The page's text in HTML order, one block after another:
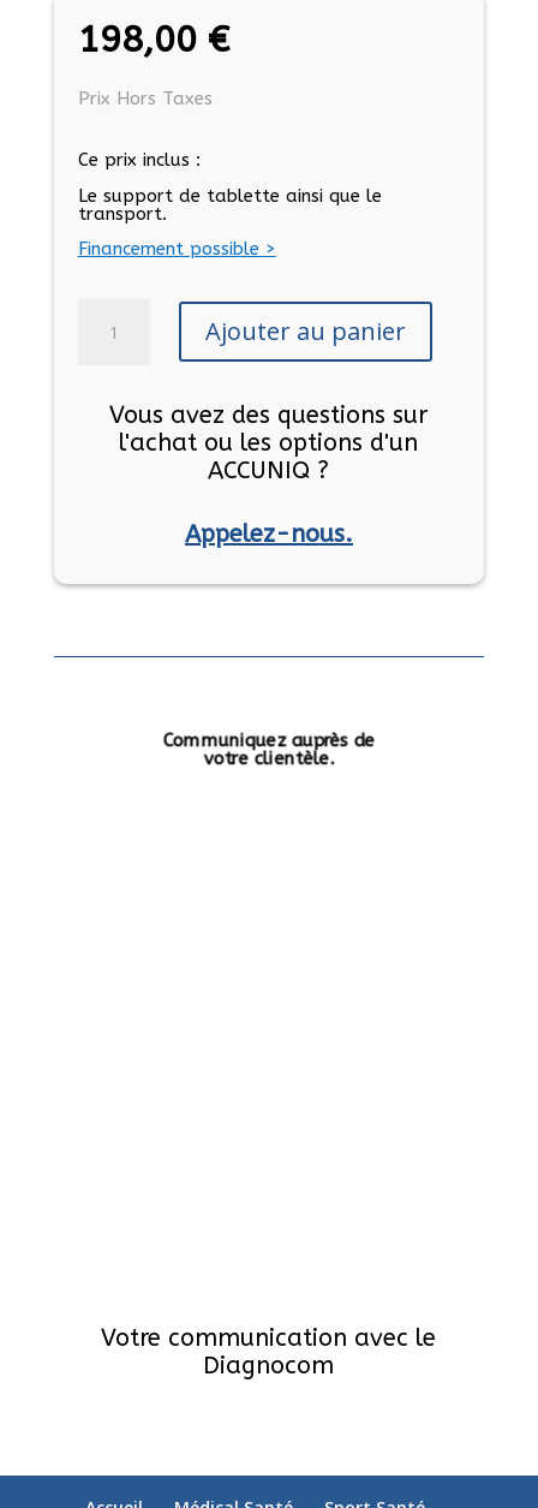
198,00 €
Prix Hors Taxes
Ce prix inclus :
Le support de tablette ainsi que le
transport.
Financement possible >
tablette
Ajouter au panier
Vous avez des questions sur
l'achat ou les options d'un
ACCUNIQ ?
Appelez-nous.
Communiquez auprès de
votre clientèle.
Votre communication avec le
Diagnocom